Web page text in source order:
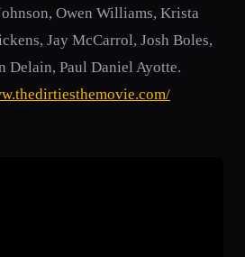
Owen Williams, Krista
Jay McCarrol, Josh Boles,
Delain, Paul Daniel Ayotte.